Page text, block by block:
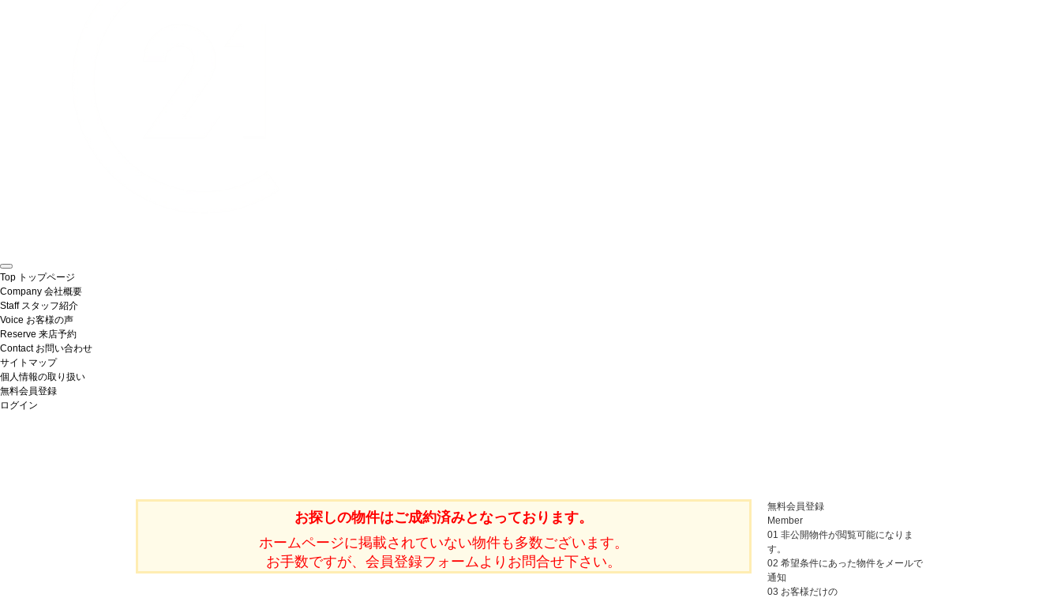
Top トップページ
Company 会社概要
Staff スタッフ紹介
Voice お客様の声
Reserve 来店予約
Contact お問い合わせ
サイトマップ
個人情報の取り扱い
無料会員登録
ログイン
お探しの物件はご成約済みとなっております。
ホームページに掲載されていない物件も多数ございます。
お手数ですが、会員登録フォームよりお問合せ下さい。
無料会員登録
Member
01 非公開物件が閲覧可能になりま
す。
02 希望条件にあった物件をメールで
通知
03 お客様だけの